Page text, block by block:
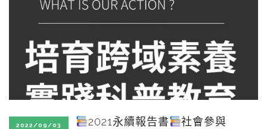
2022/09/03 2021永續報告書
社會參與